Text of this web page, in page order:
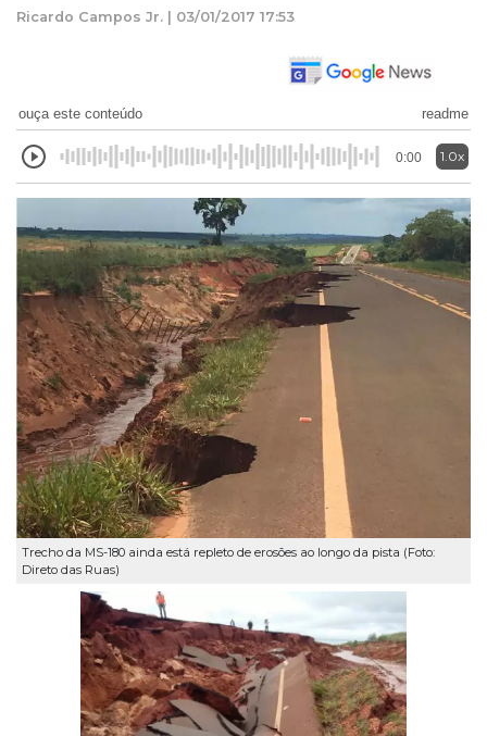
Ricardo Campos Jr. | 03/01/2017 17:53
ouça este conteúdo readme
0:00 1.0x
Trecho da MS-180 ainda está repleto de erosões ao longo da pista (Foto:
Direto das Ruas)